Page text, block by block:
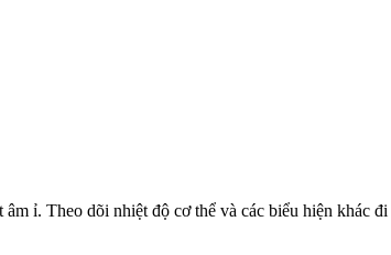
ỉ. Theo dõi nhiệt độ c‌ơ th‌ể và các biểu hiện khác